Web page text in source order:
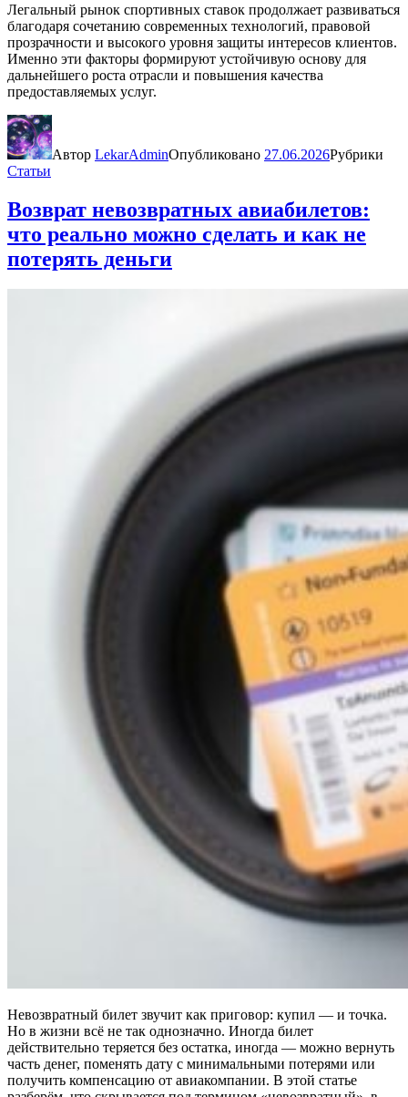
Легальный рынок спортивных ставок продолжает развиваться
благодаря сочетанию современных технологий, правовой
прозрачности и высокого уровня защиты интересов клиентов.
Именно эти факторы формируют устойчивую основу для
дальнейшего роста отрасли и повышения качества
предоставляемых услуг.
Автор LekarAdminОпубликовано 27.06.2026Рубрики
Статьи
Возврат невозвратных авиабилетов:
что реально можно сделать и как не
потерять деньги
Невозвратный билет звучит как приговор: купил — и точка.
Но в жизни всё не так однозначно. Иногда билет
действительно теряется без остатка, иногда — можно вернуть
часть денег, поменять дату с минимальными потерями или
получить компенсацию от авиакомпании. В этой статье